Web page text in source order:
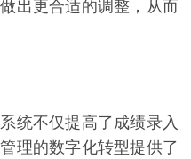
出更合适的调整，从而
不仅提高了成绩录入
理的数字化转型提供了